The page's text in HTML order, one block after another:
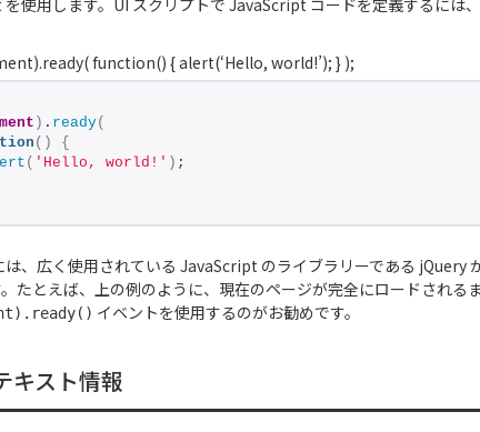
使用します。UI スクリプトで JavaScript コードを定義するには
function(){alert(‘Hello, world!’); } );
) . ready(
( )
{
( 'Hello, world!' ) ;
、広く使用されている JavaScript のライブラリーである jQuery
たとえば、上の例のように、現在のページが完全にロードされる
イベントを使用するのがお勧めです。
キスト情報